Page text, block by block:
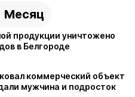
Месяц
продукции уничтожено
в Белгороде
коммерческий объект
мужчина и подросток